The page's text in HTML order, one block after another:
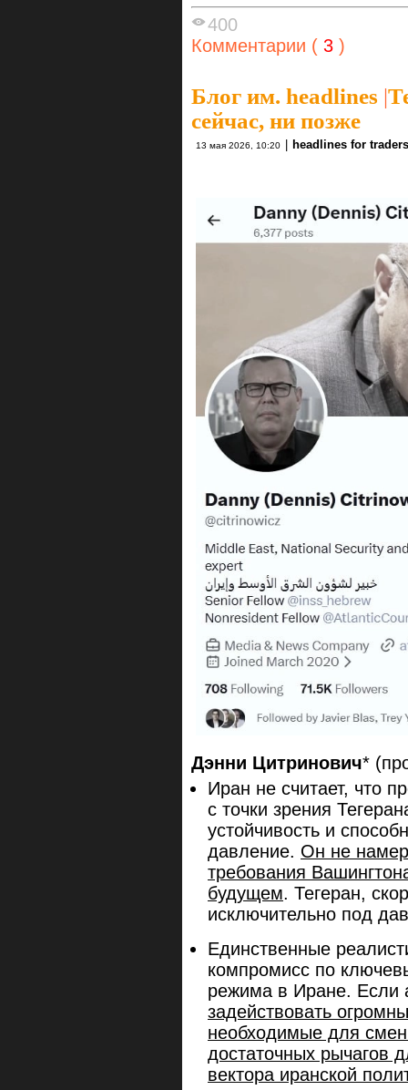
400
Комментарии ( 3 )
Блог им. headlines |
сейчас, ни позже
13 мая 2026, 10:20 | headlines for traders
Дэнни Цитринович*
Иран не считает, что
с точки зрения
устойчивость и
давление. Он не
требования
будущем. Тегеран,
исключительно под
Единственные
компромисс по
режима в Иране. Если
задействовать
необходимые для
достаточных рычагов
вектора иранской